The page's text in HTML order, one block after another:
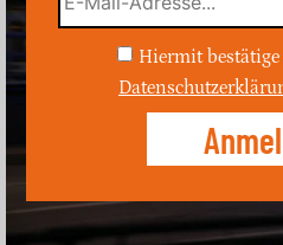
Hiermit